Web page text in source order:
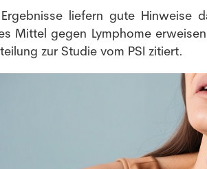
Ergebnisse liefern gute
Mittel gegen Lymphome
zur Studie vom PSI zitiert.